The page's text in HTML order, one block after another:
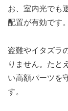
お、室内光でも
配置が有効です。
盗難やイタズラ
りません。たと
い高額パーツを
す。